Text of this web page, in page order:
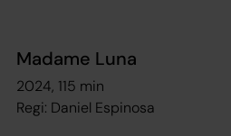
Madame Luna
2024, 115 min
Regi: Daniel Espinosa